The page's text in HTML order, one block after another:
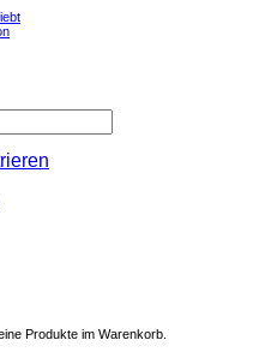
Produkte im Warenkorb.